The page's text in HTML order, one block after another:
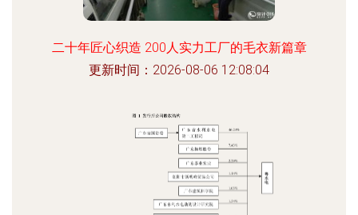
二十年匠心织造 200人实力工厂的毛衣新篇章
更新时间：2026-08-06 12:08:04